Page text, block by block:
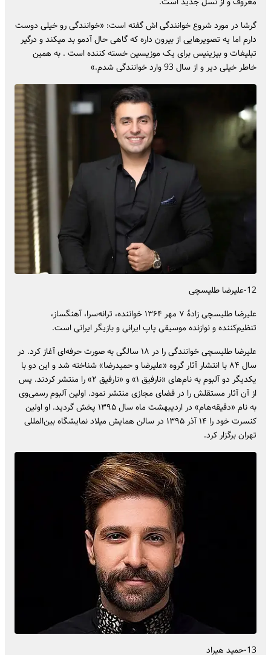
گرشا در مورد شروع خوانندگی اش گفته است: «خوانندگی رو خیلی دوست
دارم اما یه تصویرهایی از بیرون داره که گاهی حال آدمو بد میکند و درگیر
تبلیغات و بیزینیس برای یک موزیسین خسته کننده است . به همین
خاطر خیلی دیر و از سال 93 وارد خوانندگی شدم.»
12-علیرضا طلیسچی
علیرضا طلیسچی زادهٔ ۷ مهر ۱۳۶۴ خواننده، ترانه‌سرا، آهنگساز،
تنظیم‌کننده و نوازنده موسیقی پاپ ایرانی و بازیگر ایرانی است.
علیرضا طلیسچی خوانندگی را در ۱۸ سالگی به صورت حرفه‌ای آغاز کرد. در
سال ۸۴ با انتشار آثار گروه «علیرضا و حمیدرضا» شناخته شد و این دو با
یکدیگر دو آلبوم به نام‌های «نارفیق ۱» و «نارفیق ۲» را منتشر کردند. پس
از آن آثار مستقلش را در فضای مجازی منتشر نمود. اولین آلبوم رسمی‌وی
به نام «دقیقه‌هام» در اردیبهشت ماه سال ۱۳۹۵ پخش گردید. او اولین
کنسرت خود را ۱۴ آذر ۱۳۹۵ در سالن همایش میلاد نمایشگاه بین‌المللی
تهران برگزار کرد.
13-حمید هیراد